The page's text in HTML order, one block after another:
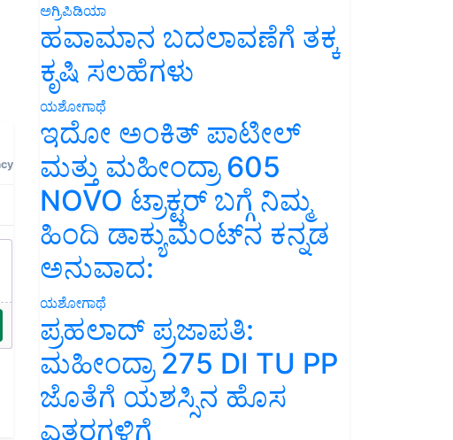
ಅಗ್ರಿಪಿಡಿಯಾ
ಹವಾಮಾನ ಬದಲಾವಣೆಗೆ ತಕ್ಕ
ಕೃಷಿ ಸಲಹೆಗಳು
ಯಶೋಗಾಥೆ
ಇದೋ ಅಂಕಿತ್ ಪಾಟೀಲ್
ಮತ್ತು ಮಹೀಂದ್ರಾ 605
NOVO ಟ್ರಾಕ್ಟರ್ ಬಗ್ಗೆ ನಿಮ್ಮ
ಹಿಂದಿ ಡಾಕ್ಯುಮೆಂಟ್‌ನ ಕನ್ನಡ
ಅನುವಾದ:
ಯಶೋಗಾಥೆ
ಪ್ರಹಲಾದ್ ಪ್ರಜಾಪತಿ:
ಮಹೀಂದ್ರಾ 275 DI TU PP
ಜೊತೆಗೆ ಯಶಸ್ಸಿನ ಹೊಸ
ಎತ್ತರಗಳಿಗೆ